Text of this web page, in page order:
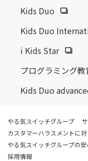
Kids Duo
Kids Duo
i Kids Star
プログラミング教
Kids Duo
やる気スイッチグループ
カスタマーハラスメントに
やる気スイッチグループの
採用情報